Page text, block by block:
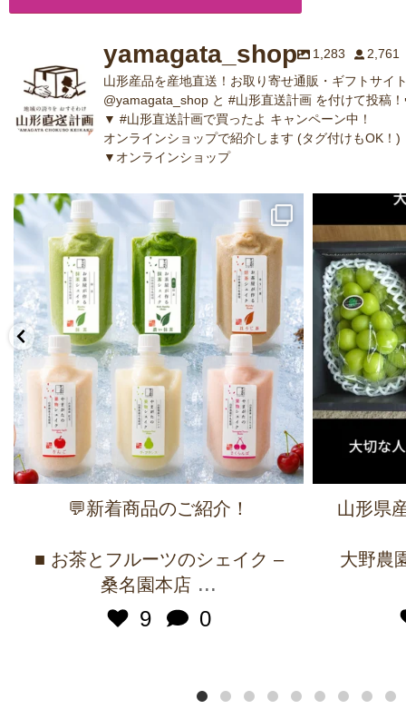
yamagata_shop 1,283
2,761
山形産品を産地直送！お取り寄せ通販・ギフトサイ
@yamagata_shop と #山形直送計画 を付けて投稿
▼ #山形直送計画で買ったよ キャンペーン中！
オンラインショップで紹介します (タグ付けもOK！)
▼オンラインショップ
💬新着商品のご紹介！
■ お茶とフルーツのシェイク –
桑名園本店 ...
9
0
山形県
大野農